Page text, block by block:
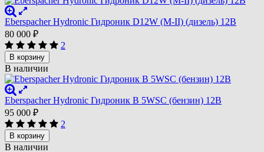
Eberspacher Hydronic Гидроник D12W (M-II) (дизель) 12В
80 000 ₽
2
В корзину
В наличии
Eberspacher Hydronic Гидроник B 5WSC (бензин) 12В
95 000 ₽
2
В корзину
В наличии